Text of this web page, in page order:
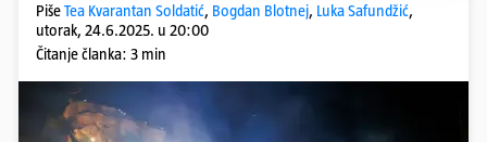
PišeTea Kvarantan Soldatić, Bogdan Blotnej, Luka Safundžić,
utorak, 24.6.2025. u 20:00
Čitanje članka: 3 min